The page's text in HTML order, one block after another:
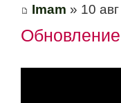
Imam » 10